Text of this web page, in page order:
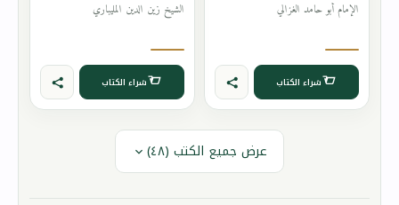
الإمام أبو حامد الغزالي
شراء الكتاب
الشيخ زين الدين المليباري
شراء الكتاب
عرض جميع الكتب (٤٨)